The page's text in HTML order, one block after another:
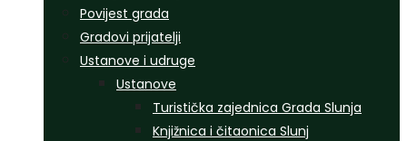
Povijest grada
Gradovi prijatelji
Ustanove i udruge
Ustanove
Turistička zajednica Grada Slunja
Knjižnica i čitaonica Slunj